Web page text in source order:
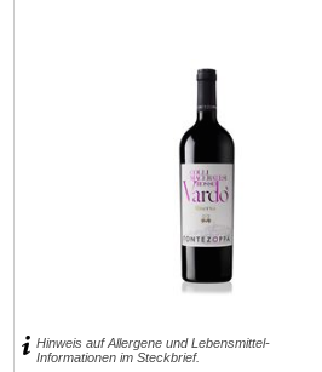
Hinweis auf Allergene und Lebensmittel-
Informationen im Steckbrief.